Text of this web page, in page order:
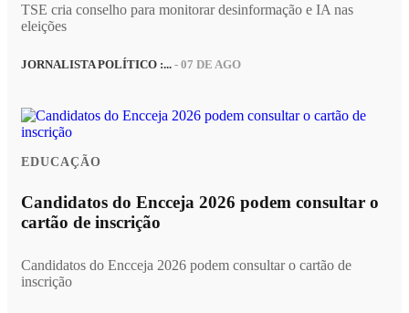
TSE cria conselho para monitorar desinformação e IA nas
eleições
JORNALISTA POLÍTICO :... - 07 DE AGO
EDUCAÇÃO
Candidatos do Encceja 2026 podem consultar o
cartão de inscrição
Candidatos do Encceja 2026 podem consultar o cartão de
inscrição